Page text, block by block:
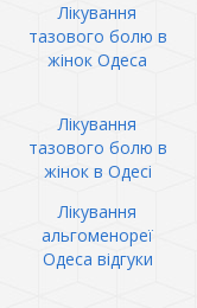
Лікування
тазового болю в
жінок Одеса
Лікування
тазового болю в
жінок в Одесі
Лікування
альгоменореї
Одеса відгуки